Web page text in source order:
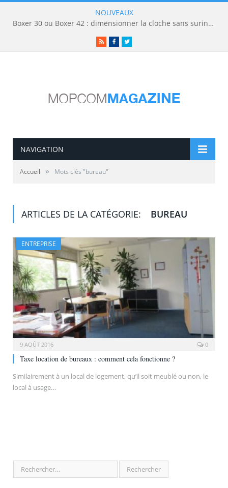
NOUVEAUX
Boxer 30 ou Boxer 42 : dimensionner la cloche sans surinvestir
RSSFacebookTwitter
NAVIGATION
Accueil » Mots clés "bureau"
ARTICLES DE LA CATÉGORIE: BUREAU
ENTREPRISE
9 AOÛT 2016 0
Taxe location de bureaux : comment cela fonctionne ?
Similairement à un local de logement, qu’il soit meublé ou non, le
local à usage…